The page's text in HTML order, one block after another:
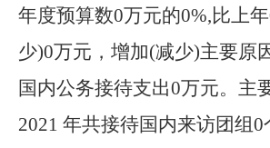
年度预算数0万元的0%,比上
少)0万元，增加(减少)主要原
国内公务接待支出0万元。主
2021 年共接待国内来访团组0